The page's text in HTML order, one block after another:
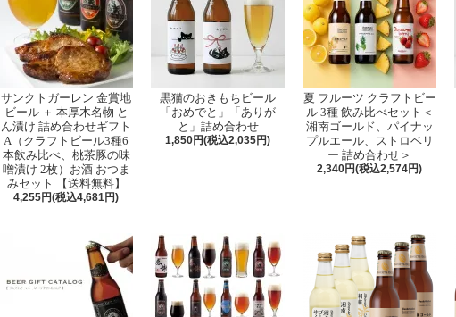
サンクトガーレン 金賞地
ビール ＋ 本厚木名物 と
ん漬け 詰め合わせギフト
A（クラフトビール3種6
本飲み比べ、桃茶豚の味
噌漬け 2枚）お酒 おつま
みセット 【送料無料】
4,255円(税込4,681円)
黒猫のおきもちビール
「おめでと」「ありが
と」詰め合わせ
1,850円(税込2,035円)
夏 フルーツ クラフトビー
ル 3種 飲み比べセット＜
湘南ゴールド、パイナッ
プルエール、ストロベリ
ー 詰め合わせ＞
2,340円(税込2,574円)